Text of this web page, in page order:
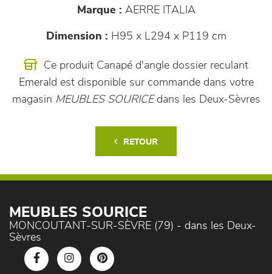
Marque : AERRE ITALIA
Dimension : H95 x L294 x P119 cm
Ce produit Canapé d'angle dossier reculant
Emerald est disponible sur commande dans votre
magasin MEUBLES SOURICEdans les Deux-Sèvres
RETOUR
MEUBLES SOURICE
MONCOUTANT-SUR-SÈVRE (79) - dans les Deux-
Sèvres